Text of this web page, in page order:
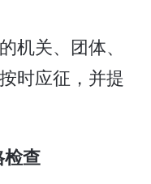
机关、团体、
时应征，并提
查